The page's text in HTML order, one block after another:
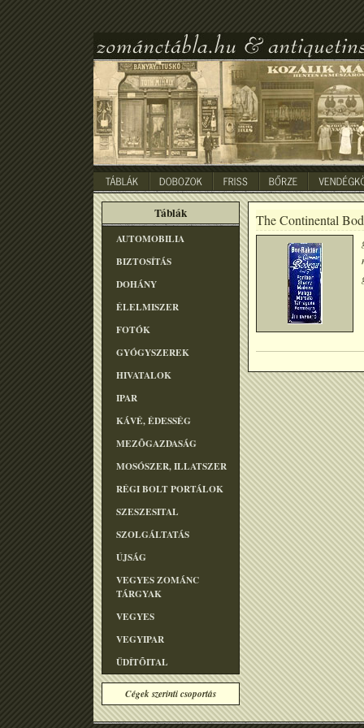
Táblák
AUTOMOBILIA
BIZTOSÍTÁS
DOHÁNY
ÉLELMISZER
FOTÓK
GYÓGYSZEREK
HIVATALOK
IPAR
KÁVÉ, ÉDESSÉG
MEZÕGAZDASÁG
MOSÓSZER, ILLATSZER
RÉGI BOLT PORTÁLOK
SZESZESITAL
SZOLGÁLTATÁS
ÚJSÁG
VEGYES ZOMÁNC
TÁRGYAK
VEGYES
VEGYIPAR
ÜDÍTÕITAL
Cégek szerinti csoportás
The Continental